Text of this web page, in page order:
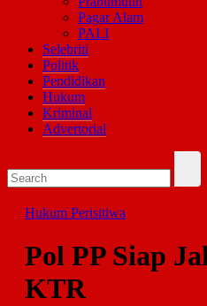
Pagar Alam
PALI
Selebriti
Politik
Pendidikan
Hukum
Kriminal
Advertorial
Hukum Perisitiwa
Pol PP Siap
KTR